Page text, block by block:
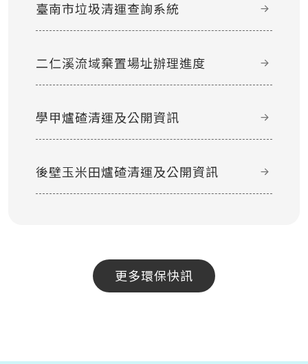
臺南市垃圾清運查詢系統
二仁溪流域棄置場址辦理進度
學甲爐碴清運及公開資訊
後壁玉米田爐碴清運及公開資訊
更多環保快訊